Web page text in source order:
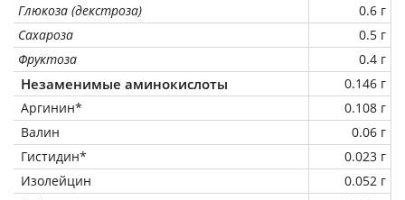
Глюкоза (декстроза)
0.6 г
Сахароза
0.5 г
Фруктоза
0.4 г
Незаменимые аминокислоты
0.146 г
Аргинин*
0.108 г
Валин
0.06 г
Гистидин*
0.023 г
Изолейцин
0.052 г